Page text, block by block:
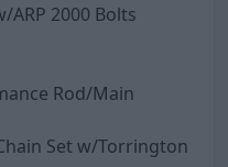
ARP 2000 Bolts
Rod/Main
Set w/Torrington